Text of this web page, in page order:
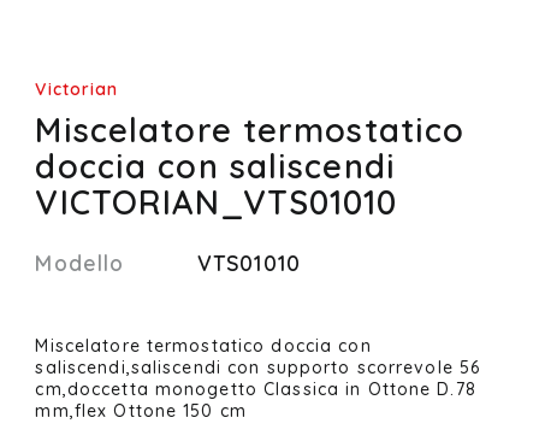
Victorian
Miscelatore termostatico
doccia con saliscendi
VICTORIAN_VTS01010
Modello VTS01010
Miscelatore termostatico doccia con
saliscendi,saliscendi con supporto scorrevole 56
cm,doccetta monogetto Classica in Ottone D.78
mm,flex Ottone 150 cm